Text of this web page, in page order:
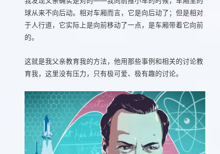
球从来不向后动。相对车厢而言，它是向后动了；但是相对
于人行道，它实际上是向前移动了一点，是车厢带着它向前
的。
这就是我父亲教育我的方法，他用那些事例和相关的讨论教
育我，这里没有压力，只有极可爱、极有趣的讨论。